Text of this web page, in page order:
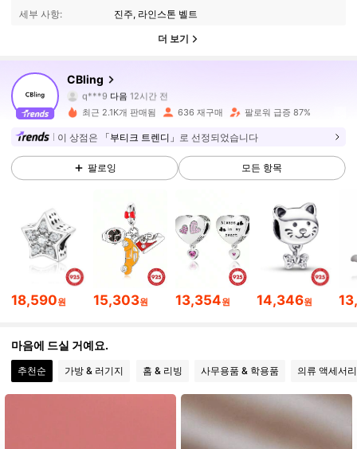
세부 사항:
진주, 라인스톤 벨트
더 보기
CBling
4.94
5.2K 팔로워
q***9 다음 12시간 전
가 탐색 중입니다
4.94
5.2K 팔로워
4.94 5.2K 팔로워
5.2K 팔로워
4.94 5.2K 팔로워
4.94 5.2K 팔로워
최근 2.1K개 판매됨 636 재구매 팔로워 급증 87%
이 상점은 「부티크 트렌디」 로 선정되었습니다
팔로잉 모든 항목
18,590원 15,303원 13,354원 14,346원
마음에 드실 거예요.
추천순 가방 & 러기지 홈 & 리빙 사무용품 & 학용품 의류 액세서리